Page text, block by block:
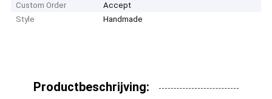
Custom Order
Accept
Style
Handmade
Productbeschrijving: